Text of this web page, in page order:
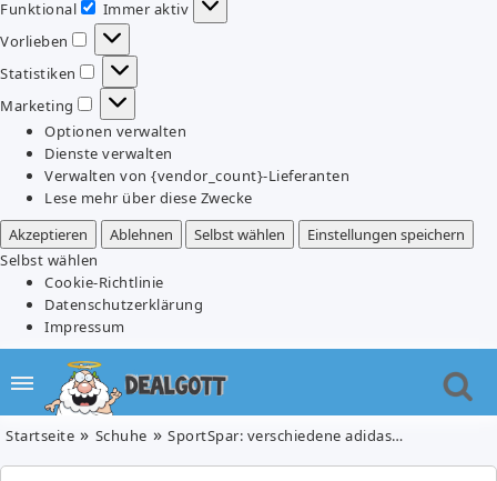
Funktional
Funktional
Immer aktiv
Vorlieben
Vorlieben
Statistiken
Statistiken
Marketing
Marketing
Optionen verwalten
Dienste verwalten
Verwalten von {vendor_count}-Lieferanten
Lese mehr über diese Zwecke
Akzeptieren
Ablehnen Selbst wählen
Einstellungen speichern
Selbst wählen
Cookie-Richtlinie
Datenschutzerklärung
Impressum
Startseite Schuhe SportSpar: verschiedene adidas Originals EQT Support ADV Sneaker ab 39,99€